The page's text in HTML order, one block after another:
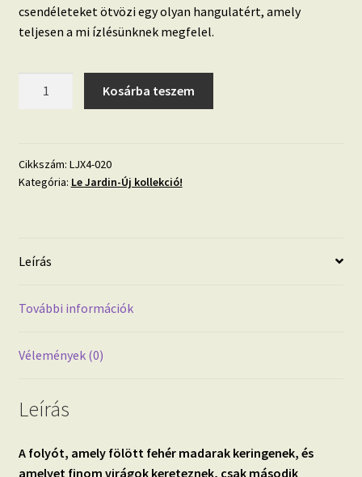
csendéleteket ötvözi egy olyan hangulatért, amely
teljesen a mi ízlésünknek megfelel.
fotótapéta
mennyiség
Kosárba teszem
Cikkszám: LJX4-020
Kategória: Le Jardin-Új kollekció!
Leírás
További információk
Vélemények (0)
Leírás
A folyót, amely fölött fehér madarak keringenek, és
amelyet finom virágok kereteznek, csak második